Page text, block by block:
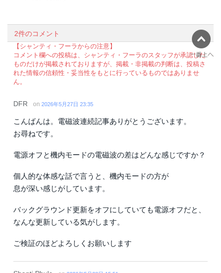
2件のコメント
【シャンティ・フーラからの注意】
コメント欄への投稿は、シャンティ・フーラのスタッフが承認した
ものだけが掲載されておりますが、掲載・非掲載の判断は、投稿さ
れた情報の信頼性・妥当性をもとに行っているものではありませ
ん。
DFR on 2026年5月27日 23:35
こんばんは。電磁波連続記事ありがとうございます。
お尋ねです。
電源オフと機内モードの電磁波の差はどんな感じですか？
個人的な体感な話で言うと、機内モードの方が
息が深い感じがしています。
バックグラウンド更新をオフにしていても電源オフだと、
なんな更新している気がします。
ご検証のほどよろしくお願いします